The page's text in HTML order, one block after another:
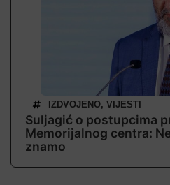
IZDVOJENO, VIJESTI
Suljagić o postupcima
Memorijalnog centra:
znamo